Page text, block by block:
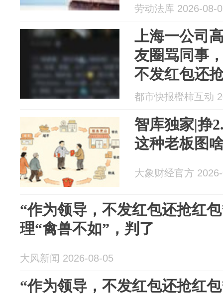
劳动法库 2026-08-
上海一公司
友圈骂同事
不发红包还
号发多段视
如”，法院判
都市快报橙柿互动
智库独家|挣
这种老板图
大象财经官方
“作为领导，不发红包还抢红
理“禽兽不如”，判了
大风新闻 2026-08-05
“作为领导，不发红包还抢红